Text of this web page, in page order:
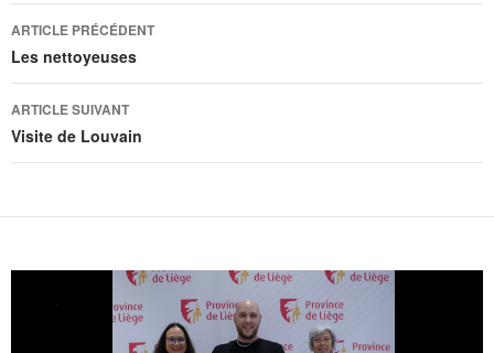
Navigation
des
articles
ARTICLE PRÉCÉDENT
Les nettoyeuses
ARTICLE SUIVANT
Visite de Louvain